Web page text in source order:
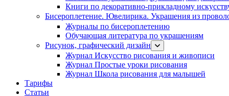
Книги по декоративно-прикладному
Бисероплетение. Ювелирика. Украшения из
Журналы по бисероплетению
Обучающая литература по украшениям
Рисунок, графический дизайн
Журнал Искусство рисования и живописи
Журнал Простые уроки рисования
Журнал Школа рисования для малышей
Тарифы
Статьи